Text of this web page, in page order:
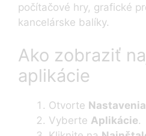
počítačové hry, grafické
kancelárske balíky.
Ako zobraziť
aplikácie
Otvorte Nastavenia
Vyberte Aplikácie.